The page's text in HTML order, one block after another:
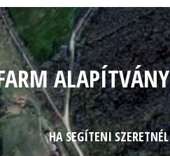
ALAPÍTVÁNY
HA SEGÍTENI SZERETNÉL